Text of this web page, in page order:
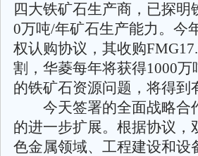
四大铁矿石生产商，已探明
0万吨/年矿石生产能力。今
权认购协议，其收购
割，华菱每年将获得1000
的铁矿石资源问题，将得到
今天签署的全面战略合
的进一步扩展。根据协议
色金属领域、工程建设和